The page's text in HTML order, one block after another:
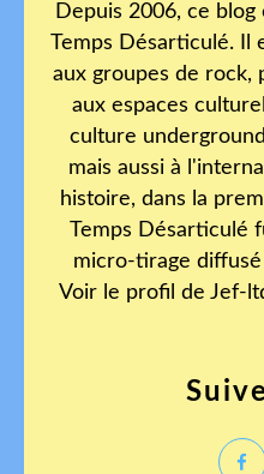
Depuis 2006, ce
Temps Désarticulé. Il
aux groupes de rock,
aux espaces
culture
mais aussi à
histoire, dans la
Temps Désarticulé
micro-tirage
Voir le profil de Jef-